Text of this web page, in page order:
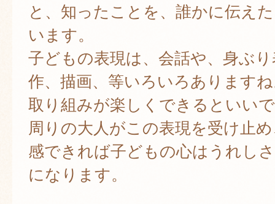
と、知ったことを、誰かに伝え
います。
子どもの表現は、会話や、身ぶ
作、描画、等いろいろあります
取り組みが楽しくできるといい
周りの大人がこの表現を受け止
感できれば子どもの心はうれし
になります。